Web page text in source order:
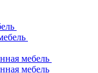
мебель
мебель